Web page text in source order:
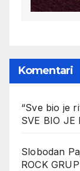
Komentari
“Sve bio je
SVE BIO JE
Slobodan
ROCK